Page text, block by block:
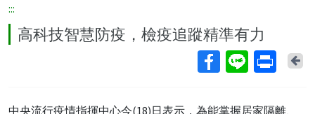
:::
高科技智慧防疫，檢疫追蹤精準有力
中央流行疫情指揮中心今(18)日表示，為能掌握居家隔離、